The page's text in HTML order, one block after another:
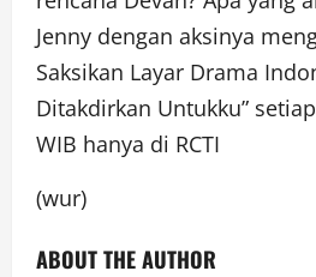
Jenny dengan aksinya
Saksikan Layar Drama
Ditakdirkan Untukku”
WIB hanya di RCTI
(wur)
ABOUT THE AUTHOR